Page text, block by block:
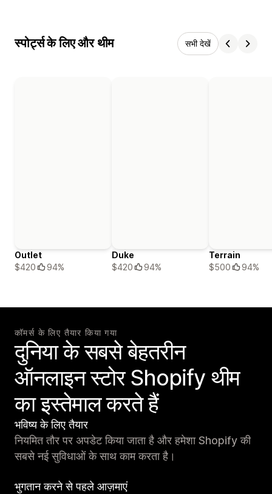
स्पोर्ट्स के लिए और थीम सभी देखें
Outlet
$420
94%
Duke
$420
94%
Terrain
$500
94%
कॉमर्स के लिए तैयार किया गया
दुनिया के सबसे बेहतरीन
ऑनलाइन स्टोर Shopify थीम
का इस्तेमाल करते हैं
भविष्य के लिए तैयार
नियमित तौर पर अपडेट किया जाता है और हमेशा Shopify की
सबसे नई सुविधाओं के साथ काम करता है।
भुगतान करने से पहले आज़माएं